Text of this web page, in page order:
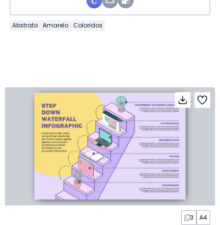
Abstrato Amarelo Coloridos
3 A4